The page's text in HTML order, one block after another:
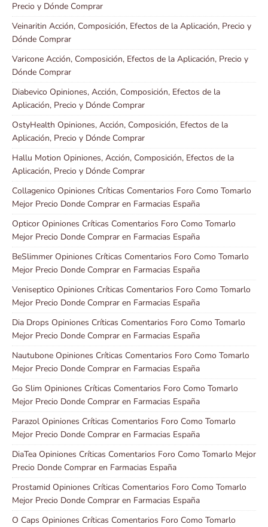
Precio y Dónde Comprar
Veinaritin Acción, Composición, Efectos de la Aplicación, Precio y
Dónde Comprar
Varicone Acción, Composición, Efectos de la Aplicación, Precio y
Dónde Comprar
Diabevico Opiniones, Acción, Composición, Efectos de la
Aplicación, Precio y Dónde Comprar
OstyHealth Opiniones, Acción, Composición, Efectos de la
Aplicación, Precio y Dónde Comprar
Hallu Motion Opiniones, Acción, Composición, Efectos de la
Aplicación, Precio y Dónde Comprar
Collagenico Opiniones Críticas Comentarios Foro Como Tomarlo
Mejor Precio Donde Comprar en Farmacias España
Opticor Opiniones Críticas Comentarios Foro Como Tomarlo
Mejor Precio Donde Comprar en Farmacias España
BeSlimmer Opiniones Críticas Comentarios Foro Como Tomarlo
Mejor Precio Donde Comprar en Farmacias España
Veniseptico Opiniones Críticas Comentarios Foro Como Tomarlo
Mejor Precio Donde Comprar en Farmacias España
Dia Drops Opiniones Críticas Comentarios Foro Como Tomarlo
Mejor Precio Donde Comprar en Farmacias España
Nautubone Opiniones Críticas Comentarios Foro Como Tomarlo
Mejor Precio Donde Comprar en Farmacias España
Go Slim Opiniones Críticas Comentarios Foro Como Tomarlo
Mejor Precio Donde Comprar en Farmacias España
Parazol Opiniones Críticas Comentarios Foro Como Tomarlo
Mejor Precio Donde Comprar en Farmacias España
DiaTea Opiniones Críticas Comentarios Foro Como Tomarlo Mejor
Precio Donde Comprar en Farmacias España
Prostamid Opiniones Críticas Comentarios Foro Como Tomarlo
Mejor Precio Donde Comprar en Farmacias España
O Caps Opiniones Críticas Comentarios Foro Como Tomarlo